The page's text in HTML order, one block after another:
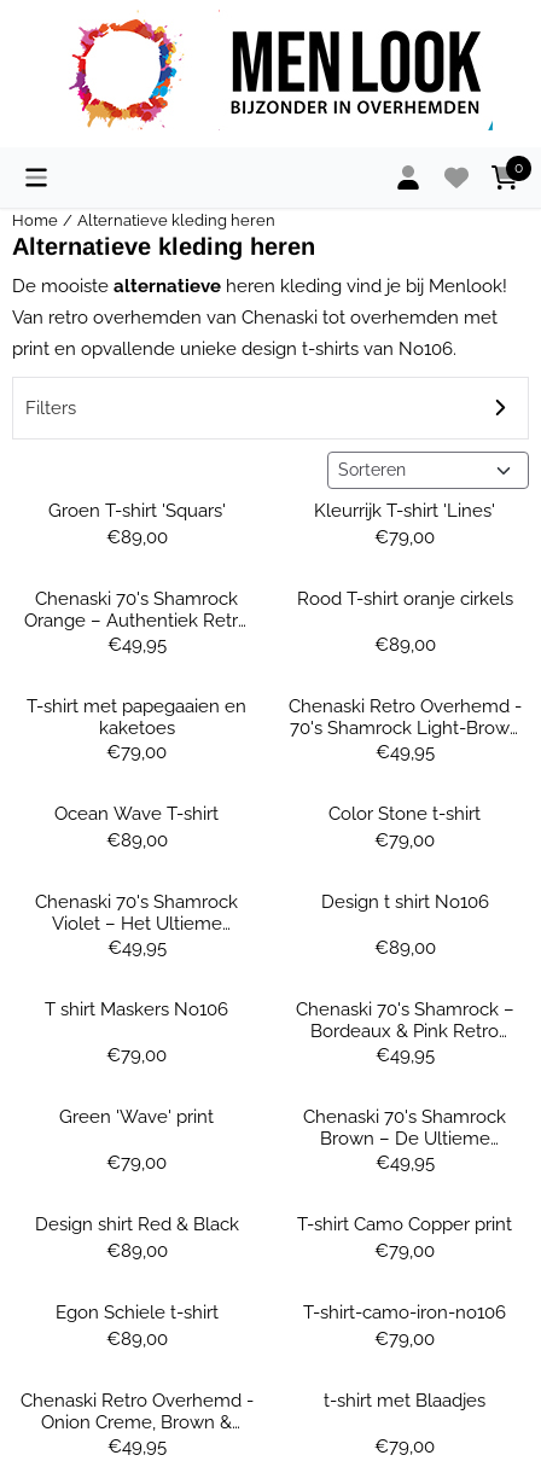
Cookievoorkeuren zijn momenteel gesloten.
0
Home / Alternatieve kleding heren
Alternatieve kleding heren
De mooiste alternatieve heren kleding vind je bij Menlook!
Van retro overhemden van Chenaski tot overhemden met
print en opvallende unieke design t-shirts van No106.
Filters
Sorteermethode
Groen T-shirt 'Squars'
Prijs: 89,00
€89,00
Kleurrijk T-shirt 'Lines'
Prijs: 79,00
€79,00
Chenaski 70's Shamrock
Orange – Authentiek Retro
OverhemdPrijs: 49,95
€49,95
Rood T-shirt oranje cirkels
Prijs: 89,00
€89,00
T-shirt met papegaaien en
kaketoes
Prijs: 79,00
€79,00
Chenaski Retro Overhemd -
70's Shamrock Light-Brown
& OrangePrijs: 49,95
€49,95
Ocean Wave T-shirt
Prijs: 89,00
€89,00
Color Stone t-shirt
Prijs: 79,00
€79,00
Chenaski 70's Shamrock
Violet – Het Ultieme
Festival Overhemd
Prijs: 49,95
€49,95
Design t shirt No106
Prijs: 89,00
€89,00
T shirt Maskers No106
Prijs: 79,00
€79,00
Chenaski 70's Shamrock –
Bordeaux & Pink Retro
OverhemdPrijs: 49,95
€49,95
Green 'Wave' print
Prijs: 79,00
€79,00
Chenaski 70's Shamrock
Brown – De Ultieme
Vintage Klassieker
Prijs: 49,95
€49,95
Design shirt Red & Black
Prijs: 89,00
€89,00
T-shirt Camo Copper print
Prijs: 79,00
€79,00
Egon Schiele t-shirt
Prijs: 89,00
€89,00
T-shirt-camo-iron-no106
Prijs: 79,00
€79,00
Chenaski Retro Overhemd -
Onion Creme, Brown &
OrangePrijs: 49,95
€49,95
t-shirt met Blaadjes
Prijs: 79,00
€79,00